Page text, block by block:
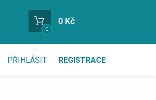
0
0 Kč
PŘIHLÁSIT REGISTRACE